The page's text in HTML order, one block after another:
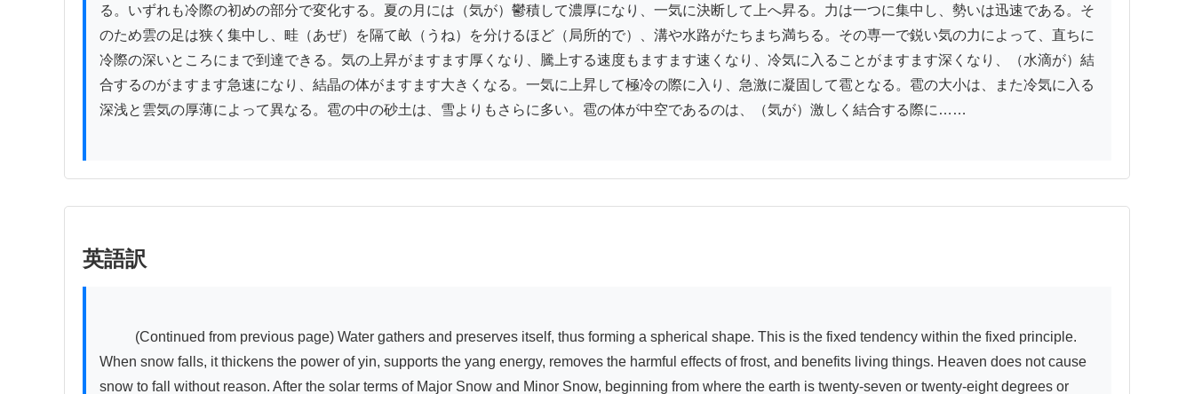
る。いずれも冷際の初めの部分で変化する。夏の月には（気が）鬱積して濃厚になり、一気に決断して上へ昇る。力は一つに集中し、勢いは迅速である。そ
のため雲の足は狭く集中し、畦（あぜ）を隔て畝（うね）を分けるほど（局所的で）、溝や水路がたちまち満ちる。その専一で鋭い気の力によって、直ちに
冷際の深いところにまで到達できる。気の上昇がますます厚くなり、騰上する速度もますます速くなり、冷気に入ることがますます深くなり、（水滴が）結
合するのがますます急速になり、結晶の体がますます大きくなる。一気に上昇して極冷の際に入り、急激に凝固して雹となる。雹の大小は、また冷気に入る
深浅と雲気の厚薄によって異なる。雹の中の砂土は、雪よりもさらに多い。雹の体が中空であるのは、（気が）激しく結合する際に……
英語訳
When snow falls, it thickens the power of yin, supports the yang energy, removes the harmful effects of frost, and benefits living things. Heaven does not cause
snow to fall without reason. After the solar terms of Major Snow and Minor Snow, beginning from where the earth is twenty-seven or twenty-eight degrees or